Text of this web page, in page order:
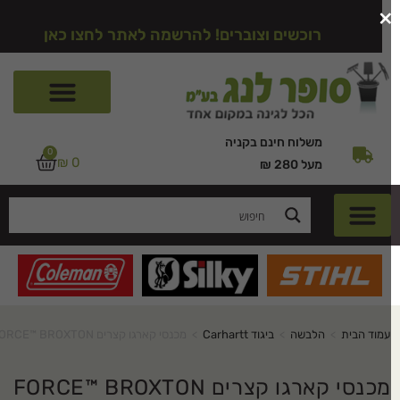
רוכשים וצוברים! להרשמה לאתר לחצו כאן
משלוח חינם בקניה
מעל 280 ₪
₪0
0
עמוד הבית > הלבשה > ביגוד Carhartt >
מכנסי קארגו קצרים FORCE™ BROXTON